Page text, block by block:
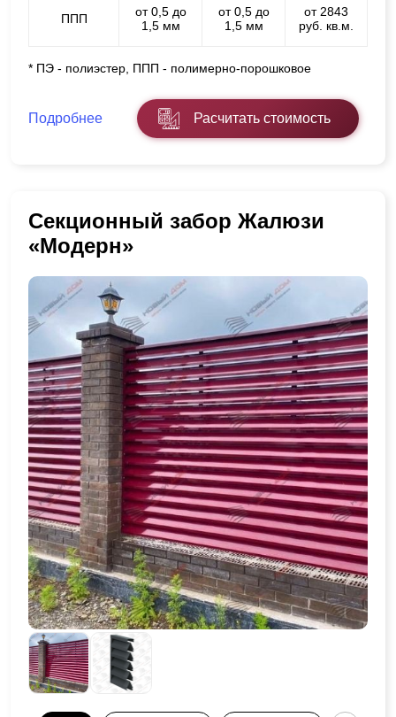
ППП
от 0,5 до
1,5 мм
от 0,5 до
1,5 мм
от 2843
руб. кв.м.
* ПЭ - полиэстер, ППП - полимерно-порошковое
Подробнее Расчитать стоимость
Секционный забор Жалюзи
«Модерн»